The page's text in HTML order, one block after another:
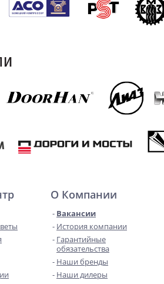
О Компании
Вакансии
История компании
Гарантийные
обязательства
Наши бренды
Наши дилеры